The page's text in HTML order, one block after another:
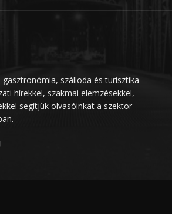
gasztronómia, szálloda és turisztika
hírekkel, szakmai elemzésekkel,
segítjük olvasóinkat a szektor